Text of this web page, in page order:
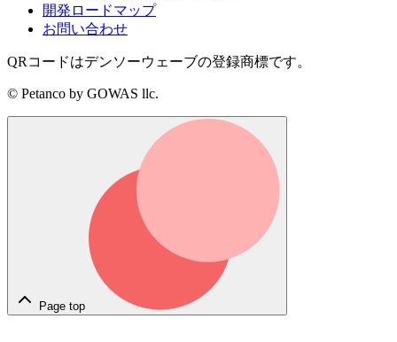
開発ロードマップ
お問い合わせ
QRコードはデンソーウェーブの登録商標です。
© Petanco by GOWAS llc.
Page top